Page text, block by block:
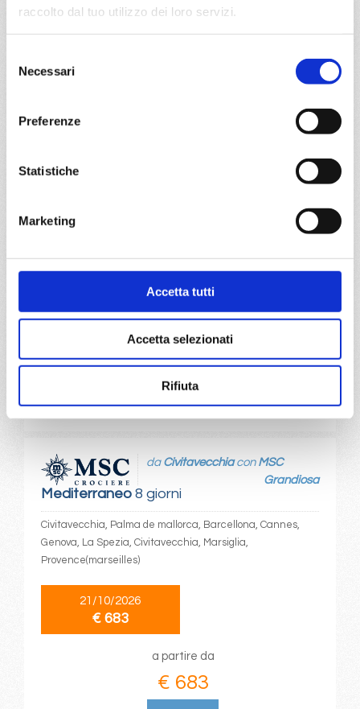
raccolto dal tuo utilizzo dei loro servizi.
delNecessari
Preferenze
Statistiche
Marketing
Accetta tutti
Accetta selezionati
Rifiuta
Grandiosa
Civitavecchia, Palma de mallorca, Barcellona, Cannes,
a partire da
€ 683
Mediterraneo8 giorni
da Civitavecchiacon MSC
Grandiosa
Civitavecchia, Palma de mallorca, Barcellona, Cannes,
Genova, La Spezia, Civitavecchia, Marsiglia,
Provence(marseilles)
21/10/2026
€ 683
a partire da
€ 683